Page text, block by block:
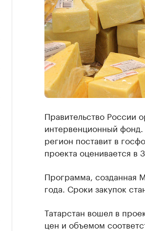
Правительство России
интервенционный
регион поставит в
проекта оценивается в
Программа, созданная
года. Сроки закупок
Татарстан вошел в
цен и объемом